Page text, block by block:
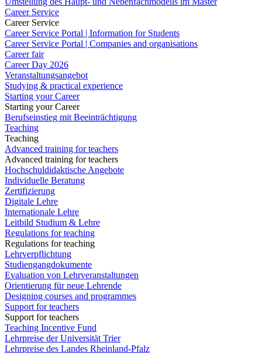
Career Service
Career Service
Career Service Portal | Information for Students
Career Service Portal | Companies and organisations
Career fair
Career Day 2026
Veranstaltungsangebot
Studying & practical experience
Starting your Career
Starting your Career
Berufseinstieg mit Beeinträchtigung
Teaching
Teaching
Advanced training for teachers
Advanced training for teachers
Hochschuldidaktische Angebote
Individuelle Beratung
Zertifizierung
Digitale Lehre
Internationale Lehre
Leitbild Studium & Lehre
Regulations for teaching
Regulations for teaching
Lehrverpflichtung
Studiengangdokumente
Evaluation von Lehrveranstaltungen
Orientierung für neue Lehrende
Designing courses and programmes
Support for teachers
Support for teachers
Teaching Incentive Fund
Lehrpreise der Universität Trier
Lehrpreise des Landes Rheinland-Pfalz